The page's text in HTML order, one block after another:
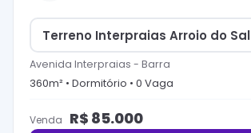
Terreno Interpraias Arroio do Sal
Avenida Interpraias - Barra
360m² • Dormitório • 0 Vaga
Venda R$ 85.000